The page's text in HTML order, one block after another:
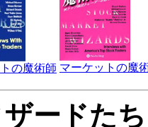
の魔術師 マーケットの魔
ードたち